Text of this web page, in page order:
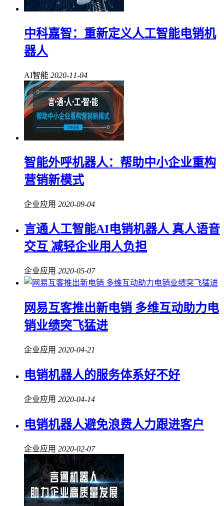
中科嘉智：重新定义人工智能电销机
器人
AI智能 2020-11-04
智能外呼机器人：帮助中小企业重构
营销新模式
企业应用 2020-09-04
言通人工智能AI电销机器人 真人语音
交互 减轻企业用人负担
企业应用 2020-05-07
网易互客推出新电销 多维互动助力电
销业绩突飞猛进
企业应用 2020-04-21
电销机器人的服务体系好不好
企业应用 2020-04-14
电销机器人避免浪费人力跟进客户
企业应用 2020-02-07